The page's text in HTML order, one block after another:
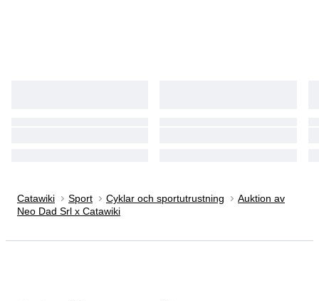
Catawiki Sport Cyklar och sportutrustning
Auktion av
Neo Dad Srl x Catawiki